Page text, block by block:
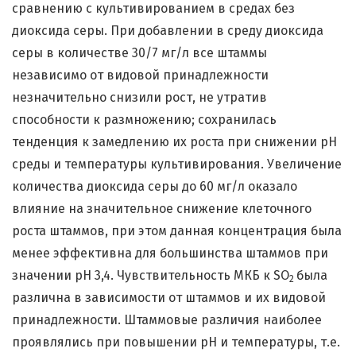
сравнению с культивированием в средах без
диоксида серы. При добавлении в среду диоксида
серы в количестве 30/7 мг/л все штаммы
независимо от видовой принадлежности
незначительно снизили рост, не утратив
способности к размножению; сохранилась
тенденция к замедлению их роста при снижении рН
среды и температуры культивирования. Увеличение
количества диоксида серы до 60 мг/л оказало
влияние на значительное снижение клеточного
роста штаммов, при этом данная концентрация была
менее эффективна для большинства штаммов при
значении рН 3,4. Чувствительность МКБ к SO2 была
различна в зависимости от штаммов и их видовой
принадлежности. Штаммовые различия наиболее
проявлялись при повышении рН и температуры, т.е.